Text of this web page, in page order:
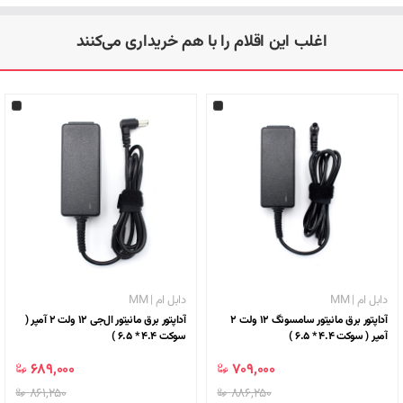
اغلب این اقلام را با هم خریداری می‌کنند
دابل ام | MM
آداپتور برق مانیتور سامسونگ 12 ولت 2
آمپر ( سوکت 4.4 * 6.5 )
709,000 ﷼
886,250 ﷼
دابل ام | MM
آداپتور برق مانیتور ال‌جی 12 ولت 2 آمپر (
سوکت 4.4 * 6.5 )
689,000 ﷼
861,250 ﷼